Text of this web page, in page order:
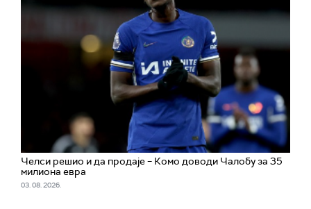
Челси решио и да продаје – Комо доводи Чалобу за 35
милиона евра
03. 08. 2026.